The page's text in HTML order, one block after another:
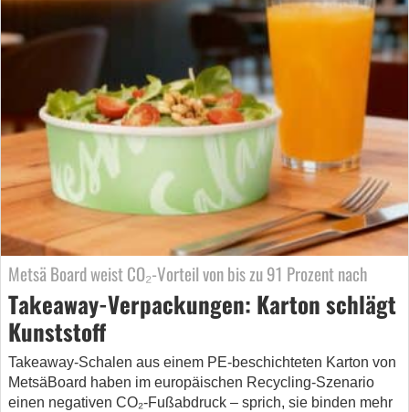
Metsä Board weist CO₂-Vorteil von bis zu 91 Prozent nach
Takeaway-Verpackungen: Karton schlägt
Kunststoff
Takeaway-Schalen aus einem PE-beschichteten Karton von
MetsäBoard haben im europäischen Recycling-Szenario
einen negativen CO₂-Fußabdruck – sprich, sie binden mehr